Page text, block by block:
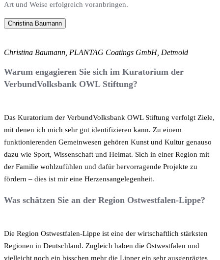
Art und Weise erfolgreich voranbringen.
Christina Baumann
Christina Baumann, PLANTAG Coatings GmbH, Detmold
Warum engagieren Sie sich im Kuratorium der
VerbundVolksbank OWL Stiftung?
Das Kuratorium der VerbundVolksbank OWL Stiftung verfolgt Ziele,
mit denen ich mich sehr gut identifizieren kann. Zu einem
funktionierenden Gemeinwesen gehören Kunst und Kultur genauso
dazu wie Sport, Wissenschaft und Heimat. Sich in einer Region mit
der Familie wohlzufühlen und dafür hervorragende Projekte zu
fördern – dies ist mir eine Herzensangelegenheit.
Was schätzen Sie an der Region Ostwestfalen-Lippe?
Die Region Ostwestfalen-Lippe ist eine der wirtschaftlich stärksten
Regionen in Deutschland. Zugleich haben die Ostwestfalen und
vielleicht noch ein bisschen mehr die Lipper ein sehr ausgeprägtes